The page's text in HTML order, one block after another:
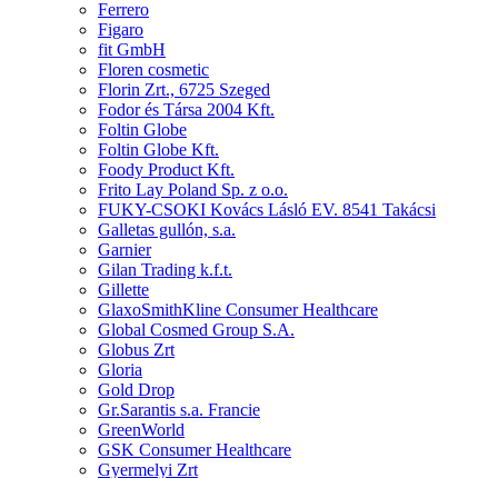
Ferrero
Figaro
fit GmbH
Floren cosmetic
Florin Zrt., 6725 Szeged
Fodor és Társa 2004 Kft.
Foltin Globe
Foltin Globe Kft.
Foody Product Kft.
Frito Lay Poland Sp. z o.o.
FUKY-CSOKI Kovács Lásló EV. 8541 Takácsi
Galletas gullón, s.a.
Garnier
Gilan Trading k.f.t.
Gillette
GlaxoSmithKline Consumer Healthcare
Global Cosmed Group S.A.
Globus Zrt
Gloria
Gold Drop
Gr.Sarantis s.a. Francie
GreenWorld
GSK Consumer Healthcare
Gyermelyi Zrt